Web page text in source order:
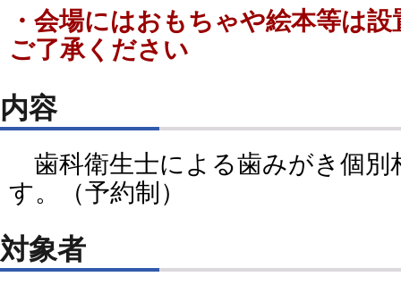
・会場にはおもちゃや絵本等は
ご了承ください
内容
歯科衛生士による歯みがき個別
す。（予約制）
対象者